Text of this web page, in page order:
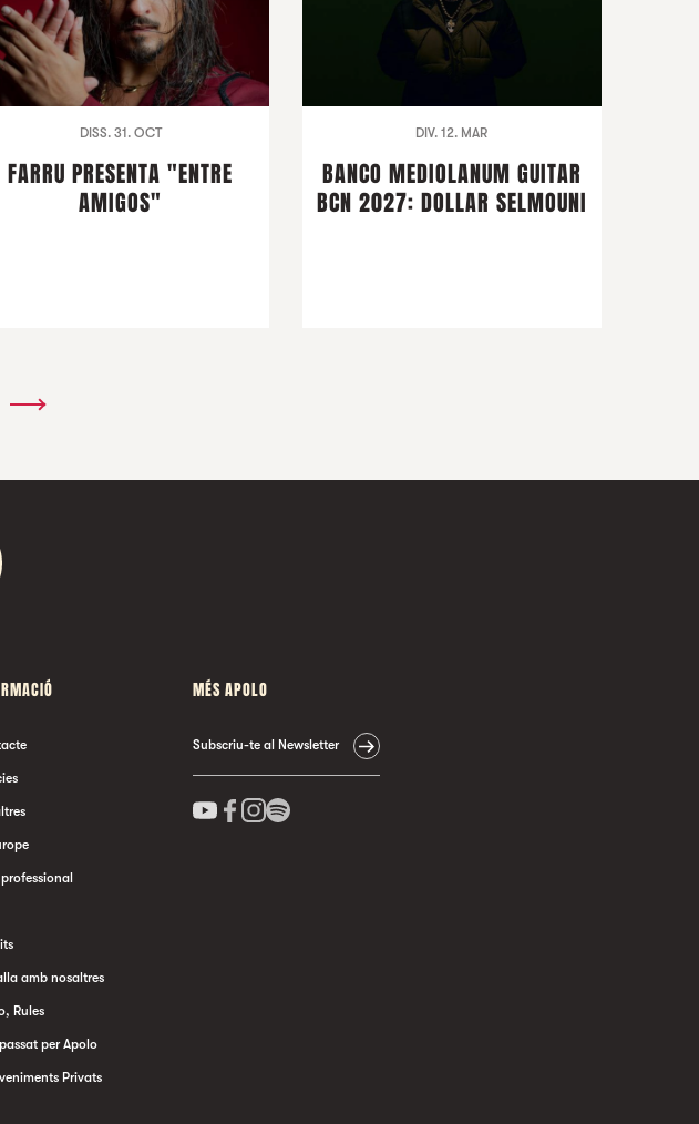
DISS. 31. OCT
FARRU PRESENTA "ENTRE
AMIGOS"
DIV. 12. MAR
BANCO MEDIOLANUM GUITAR
BCN 2027: DOLLAR SELMOUNI
amb nosaltres
Rules
per Apolo
Privats
MÉS APOLO
Subscriu-te al Newsletter